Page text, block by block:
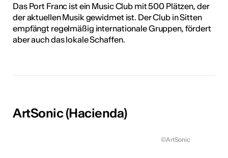
Das Port Franc ist ein Music Club mit 500 Plätzen, der
der aktuellen Musik gewidmet ist. Der Club in Sitten
empfängt regelmäßig internationale Gruppen, fördert
aber auch das lokale Schaffen.
ArtSonic (Hacienda)
©ArtSonic